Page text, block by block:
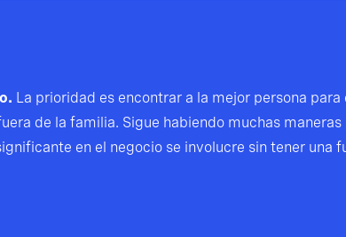
La prioridad es encontrar a la mejor persona para
de la familia. Sigue habiendo muchas maneras
en el negocio se involucre sin tener una